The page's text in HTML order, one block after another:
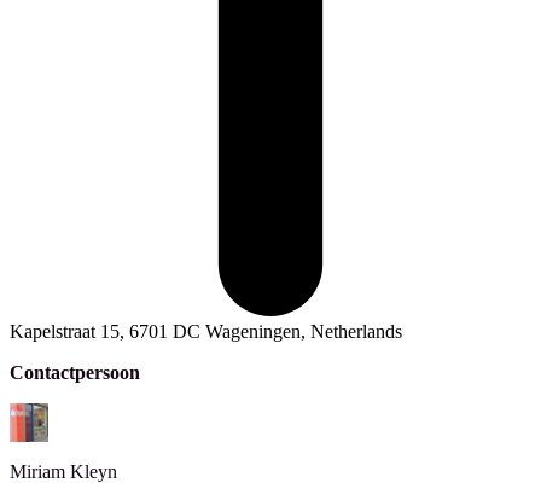
Kapelstraat 15, 6701 DC Wageningen, Netherlands
Contactpersoon
Miriam Kleyn